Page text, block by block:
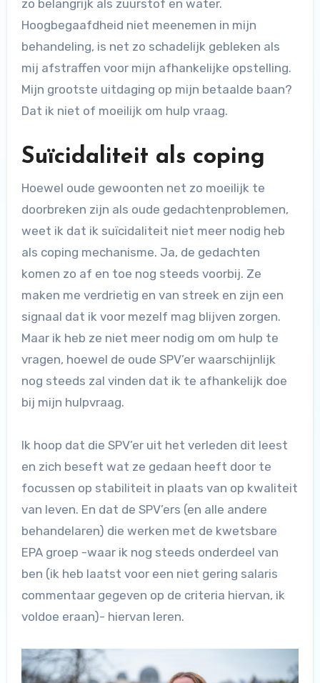
zo belangrijk als zuurstof en water.
Hoogbegaafdheid niet meenemen in mijn
behandeling, is net zo schadelijk gebleken als
mij afstraffen voor mijn afhankelijke opstelling.
Mijn grootste uitdaging op mijn betaalde baan?
Dat ik niet of moeilijk om hulp vraag.
Suïcidaliteit als coping
Hoewel oude gewoonten net zo moeilijk te
doorbreken zijn als oude gedachtenproblemen,
weet ik dat ik suïcidaliteit niet meer nodig heb
als coping mechanisme. Ja, de gedachten
komen zo af en toe nog steeds voorbij. Ze
maken me verdrietig en van streek en zijn een
signaal dat ik voor mezelf mag blijven zorgen.
Maar ik heb ze niet meer nodig om om hulp te
vragen, hoewel de oude SPV’er waarschijnlijk
nog steeds zal vinden dat ik te afhankelijk doe
bij mijn hulpvraag.
Ik hoop dat die SPV’er uit het verleden dit leest
en zich beseft wat ze gedaan heeft door te
focussen op stabiliteit in plaats van op kwaliteit
van leven. En dat de SPV’ers (en alle andere
behandelaren) die werken met de kwetsbare
EPA groep -waar ik nog steeds onderdeel van
ben (ik heb laatst voor een niet gering salaris
commentaar gegeven op de criteria hiervan, ik
voldoe eraan)- hiervan leren.